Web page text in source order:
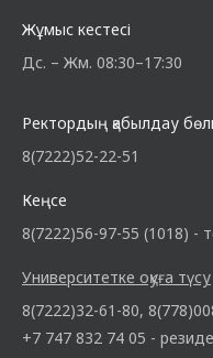
Жұмыс кестесі
Дс. – Жм. 08:30–17:30
Ректордың қабылдау
8(7222)52-22-51
Кеңсе
8(7222)56-97-55 (1018) -
Университетке оқуға түсу
8(7222)32-61-80,
+7 747 832 74 05 -